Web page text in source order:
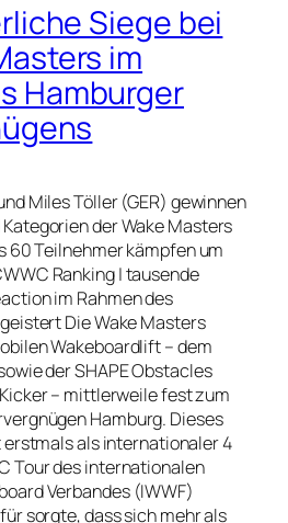
Siege bei
im
Hamburger
Miles Töller (GER) gewinnen
der Wake Masters
60 Teilnehmer kämpfen um
Ranking | tausende
im Rahmen des
Die Wake Masters
Wakeboardlift – dem
der SHAPE Obstacles
– mittlerweile fest zum
Hamburg. Dieses
erstmals als internationaler 4
Tour des internationalen
Verbandes (IWWF)
sorgte, dass sich mehr als